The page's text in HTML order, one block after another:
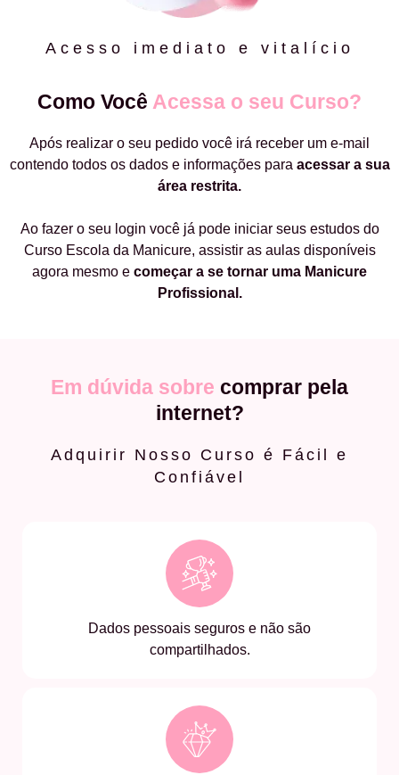
Acesso imediato e vitalício
Como Você Acessa o seu Curso?
Após realizar o seu pedido você irá receber um e-mail
contendo todos os dados e informações para acessar a sua
área restrita.
Ao fazer o seu login você já pode iniciar seus estudos do
Curso Escola da Manicure, assistir as aulas disponíveis
agora mesmo e começar a se tornar uma Manicure
Profissional.
Em dúvida sobre comprar pela
internet?
Adquirir Nosso Curso é Fácil e
Confiável
Dados pessoais seguros e não são
compartilhados.